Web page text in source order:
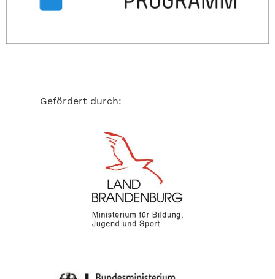
Gefördert durch: